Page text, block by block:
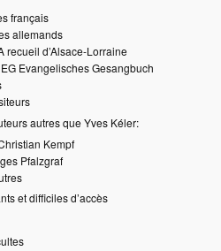
Lorraine
Gesangbuch
autres que Yves Kéler:
Kempf
Pfalzgraf
et difficiles d’accès